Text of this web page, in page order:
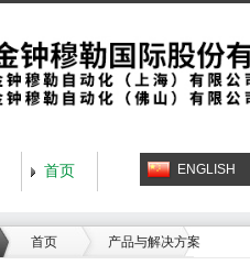
ENGLISH
首页
首页 产品与解决方案